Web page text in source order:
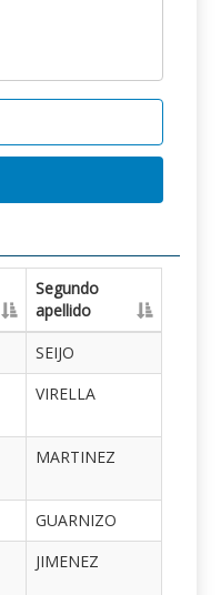
Segundo
apellido
SEIJO
VIRELLA
MARTINEZ
GUARNIZO
JIMENEZ